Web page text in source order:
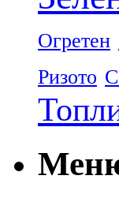
Огретен
Ризото